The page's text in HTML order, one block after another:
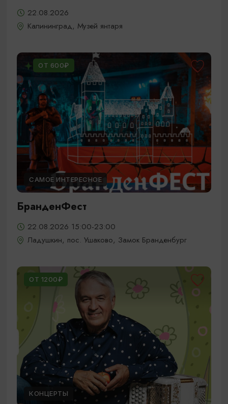
22.08.2026
Калининград, Музей янтаря
ОТ 600₽
САМОЕ ИНТЕРЕСНОЕ
БранденФест
22.08.2026 15:00-23:00
Ладушкин, пос. Ушаково, Замок Бранденбург
ОТ 1200₽
КОНЦЕРТЫ